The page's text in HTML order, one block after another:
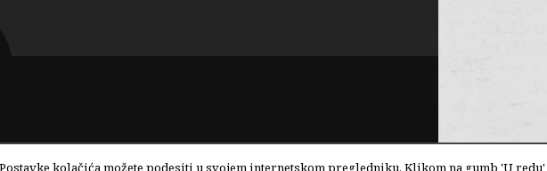
kolačića možete podesiti u svojem internetskom pregledniku. Klikom na gumb 'U redu'